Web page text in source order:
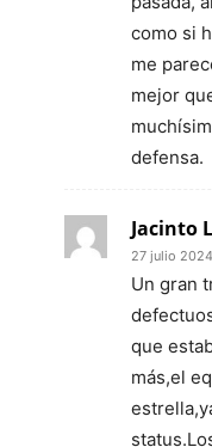
como si
me
mejor
defensa.
Jacinto L
27 julio
Un gran
que
más,el